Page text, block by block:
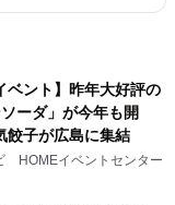
ベント】昨年大好評の
ソーダ」が今年も開
餃子が広島に集結
HOMEイベントセンター